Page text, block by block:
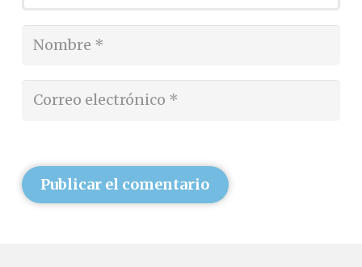
Publicar el comentario